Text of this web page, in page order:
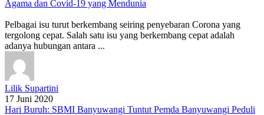
Agama dan Covid-19 yang Mendunia
Pelbagai isu turut berkembang seiring penyebaran Corona yang
tergolong cepat. Salah satu isu yang berkembang cepat adalah
adanya hubungan antara ...
Lilik Supartini
17 Juni 2020
Hari Buruh: SBMI Banyuwangi Tuntut Pemda Banyuwangi Peduli